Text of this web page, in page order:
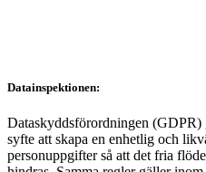
Datainspektionen:
Dataskyddsförordningen
syfte att skapa en enhetlig och
personuppgifter så att det fria